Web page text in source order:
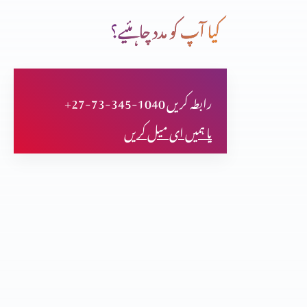
حضرت سموئیل خدا تعالٰی کا نزیر
حضرت بوعز داود کے پٹرداداکی حیاتِ طیبہ
کیا آپ کو مدد چاہئیے؟
+27-73-345-1040 رابطہ کریں
یا ہمیں ای میل کریں